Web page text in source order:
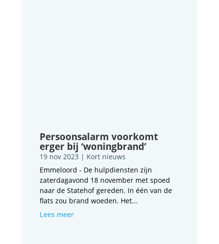
Persoonsalarm voorkomt
erger bij ‘woningbrand’
19 nov 2023 | Kort nieuws
Emmeloord - De hulpdiensten zijn
zaterdagavond 18 november met spoed
naar de Statehof gereden. In één van de
flats zou brand woeden. Het...
Lees meer